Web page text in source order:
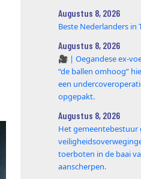
Augustus 8, 2026
Beste Nederlanders in
Augustus 8, 2026
🎥 | Oegandese ex-
“de ballen omhoog”
een
opgepakt.
Augustus 8, 2026
Het gemeentebestuur
toerboten in de baai
aanscherpen.